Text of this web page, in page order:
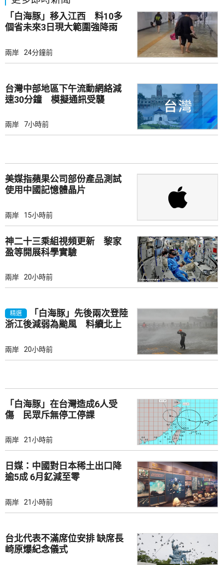
「白海豚」移入江西 料10多
個省未來3日現大範圍強降雨
兩岸 24分鐘前
台灣中部地區下午流動網絡減
速30分鐘 模擬通訊受襲
兩岸 7小時前
美媒指蘋果公司部份產品測試
使用中國記憶體晶片
兩岸 15小時前
神二十三乘組視頻更新 黎家
盈等開展科學實驗
兩岸 20小時前
精選
「白海豚」先後兩次登陸
浙江後減弱為颱風 料續北上
兩岸 20小時前
「白海豚」在台灣造成6人受
傷 民眾斥無停工停課
兩岸 21小時前
日媒：中國對日本稀土出口降
逾5成 6月釔減至零
兩岸 21小時前
台北代表不滿席位安排 缺席長
崎原爆紀念儀式